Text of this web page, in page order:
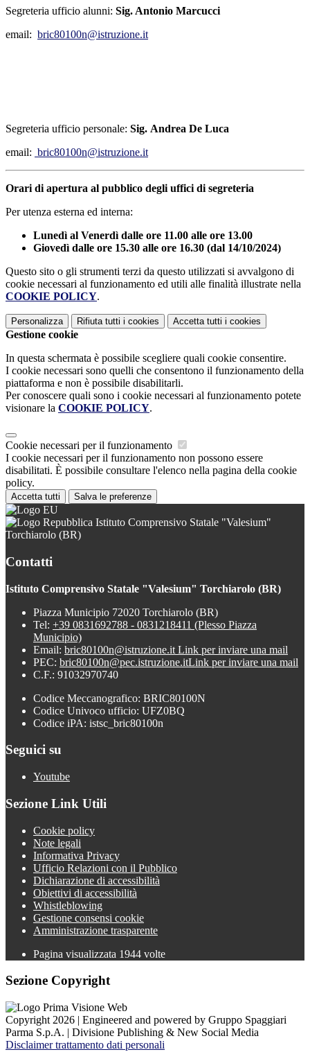
Segreteria ufficio alunni: Sig. Antonio Marcucci
email: bric80100n@istruzione.it
Segreteria ufficio personale: Sig. Andrea De Luca
email: bric80100n@istruzione.it
Orari di apertura al pubblico degli uffici di segreteria
Per utenza esterna ed interna:
Lunedì al Venerdì dalle ore 11.00 alle ore 13.00
Giovedì dalle ore 15.30 alle ore 16.30 (dal 14/10/2024)
Questo sito o gli strumenti terzi da questo utilizzati si avvalgono di
cookie necessari al funzionamento ed utili alle finalità illustrate nella
COOKIE POLICY.
Personalizza Rifiuta tutti i cookies Accetta tutti i cookies
Gestione cookie
In questa schermata è possibile scegliere quali cookie consentire.
I cookie necessari sono quelli che consentono il funzionamento della
piattaforma e non è possibile disabilitarli.
Per conoscere quali sono i cookie necessari al funzionamento potete
visionare la COOKIE POLICY.
Cookie necessari per il funzionamento
I cookie necessari per il funzionamento non possono essere
disabilitati. È possibile consultare l'elenco nella pagina della cookie
policy.
Accetta tutti Salva le preferenze
Istituto Comprensivo Statale "Valesium"
Torchiarolo (BR)
Contatti
Istituto Comprensivo Statale "Valesium" Torchiarolo (BR)
Piazza Municipio 72020 Torchiarolo (BR)
Tel: +39 0831692788 - 0831218411 (Plesso Piazza
Municipio)
Email: bric80100n@istruzione.it Link per inviare una mail
PEC: bric80100n@pec.istruzione.itLink per inviare una mail
C.F.: 91032970740
Codice Meccanografico: BRIC80100N
Codice Univoco ufficio: UFZ0BQ
Codice iPA: istsc_bric80100n
Seguici su
Youtube
Sezione Link Utili
Cookie policy
Note legali
Informativa Privacy
Ufficio Relazioni con il Pubblico
Dichiarazione di accessibilità
Obiettivi di accessibilità
Whistleblowing
Gestione consensi cookie
Amministrazione trasparente
Pagina visualizzata 1944 volte
Sezione Copyright
Copyright 2026 | Engineered and powered by Gruppo Spaggiari
Parma S.p.A. | Divisione Publishing & New Social Media
Disclaimer trattamento dati personali